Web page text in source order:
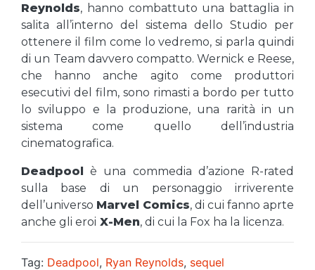
Reynolds, hanno combattuto una battaglia in
salita all’interno del sistema dello Studio per
ottenere il film come lo vedremo, si parla quindi
di un Team davvero compatto. Wernick e Reese,
che hanno anche agito come produttori
esecutivi del film, sono rimasti a bordo per tutto
lo sviluppo e la produzione, una rarità in un
sistema come quello dell’industria
cinematografica.
Deadpool è una commedia d’azione R-rated
sulla base di un personaggio irriverente
dell’universo Marvel Comics, di cui fanno aprte
anche gli eroi X-Men, di cui la Fox ha la licenza.
Tag: Deadpool, Ryan Reynolds, sequel